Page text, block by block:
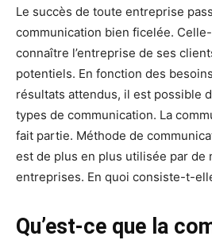
Le succès de toute entreprise
communication bien ficelée.
connaître l’entreprise de ses
potentiels. En fonction des
résultats attendus, il est possible
types de communication. La
fait partie. Méthode de
est de plus en plus utilisée par de
entreprises. En quoi consiste-t-
Qu’est-ce que la